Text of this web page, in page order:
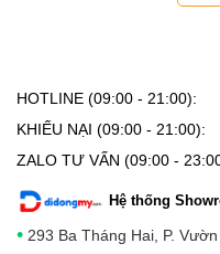
Nếu như Apple A13 Bionic
cùng khả năng tiết kiệm
cấu hình iPad Air 4 là một
nay.
Không những vậy GPU 4 lõi
HOTLINE (09:00 - 21:00):
KHIẾU NẠI (09:00 - 21:00):
ZALO TƯ VẤN (09:00 -
Hệ thống
• 293 Ba Tháng Hai, P.